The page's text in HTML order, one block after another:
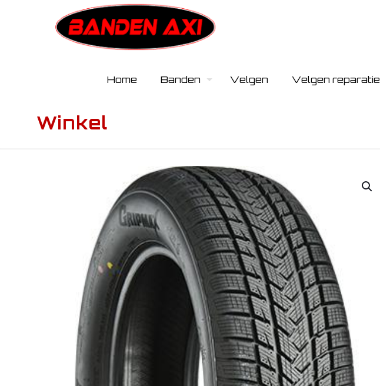
Home Banden Velgen Velgen reparatie
Winkel